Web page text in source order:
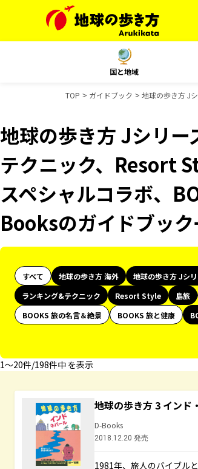
国と地域
TOP ガイドブック 地球の歩き方 J
地球の歩き方 Jシリ
テクニック、Resort
スペシャルコラボ、
Booksのガイドブッ
すべて 地球の歩き方 海外 地球の歩き方 Jシリ
ランキング&テクニック
Resort Style 島旅
BOOKS 旅の名言＆絶景
BOOKS 旅と健康
1〜20件/198件中 を表示
地球の歩き方 3 インド
D-Books
2018.12.20 発売
1981年、旅人のバイブル